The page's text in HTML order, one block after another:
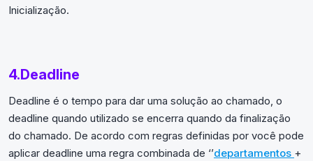
Inicialização.
4.Deadline
Deadline é o tempo para dar uma solução ao chamado, o
deadline quando utilizado se encerra quando da finalização
do chamado. De acordo com regras definidas por você pode
aplicar deadline uma regra combinada de ‘’departamentos +